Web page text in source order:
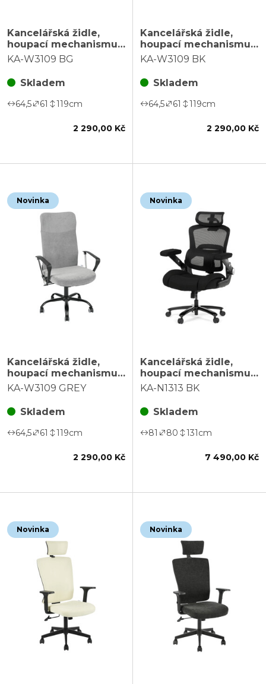
Kancelářská židle,
houpací mechanismus,
béžová látka, KA-
KA-W3109 BG
Skladem
64,5 61 119cm
2 290,00 Kč
Kancelářská židle,
houpací mechanismus,
černá látka, KA-W3109
KA-W3109 BK
Skladem
64,5 61 119cm
2 290,00 Kč
Novinka
Kancelářská židle,
houpací mechanismus,
šedá látka, KA-W3109
KA-W3109 GREY
Skladem
64,5 61 119cm
2 290,00 Kč
Novinka
Kancelářská židle,
houpací mechanismus,
černá látka, KA-N1313
KA-N1313 BK
Skladem
81 80 131cm
7 490,00 Kč
Novinka Novinka